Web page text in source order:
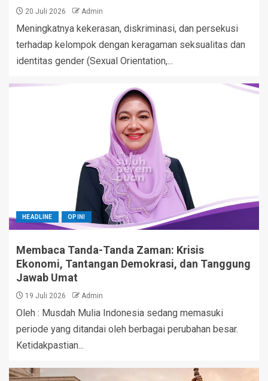
20 Juli 2026 Admin
Meningkatnya kekerasan, diskriminasi, dan persekusi
terhadap kelompok dengan keragaman seksualitas dan
identitas gender (Sexual Orientation,...
HEADLINE OPINI
Membaca Tanda-Tanda Zaman: Krisis
Ekonomi, Tantangan Demokrasi, dan Tanggung
Jawab Umat
19 Juli 2026 Admin
Oleh : Musdah Mulia Indonesia sedang memasuki
periode yang ditandai oleh berbagai perubahan besar.
Ketidakpastian...